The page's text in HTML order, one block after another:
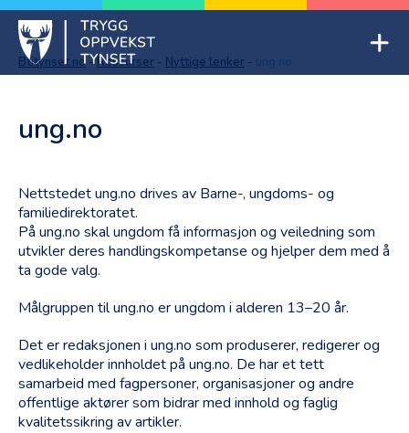
Skip
content
Trygg oppvekst Tynset
Btitynset.no -Ressurser - Nyttige lenker - ung.no
ung.no
Nettstedet ung.no drives av Barne-, ungdoms- og
familiedirektoratet.
På ung.no skal ungdom få informasjon og veiledning som
utvikler deres handlingskompetanse og hjelper dem med å
ta gode valg.
Målgruppen til ung.no er ungdom i alderen 13–20 år.
Det er redaksjonen i ung.no som produserer, redigerer og
vedlikeholder innholdet på ung.no. De har et tett
samarbeid med fagpersoner, organisasjoner og andre
offentlige aktører som bidrar med innhold og faglig
kvalitetssikring av artikler.